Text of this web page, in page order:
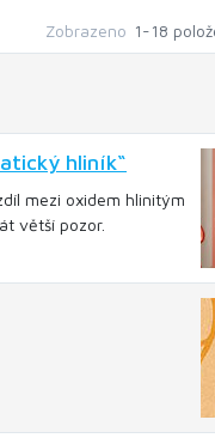
Zobrazeno 1-18
hliník“
mezi oxidem hlinitým
větší pozor.